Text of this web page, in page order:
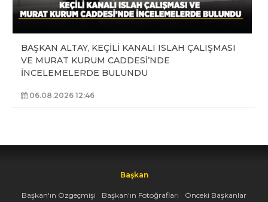
BAŞKAN ALTAY, KEÇİLİ KANALI ISLAH ÇALIŞMASI
VE MURAT KURUM CADDESİ’NDE
İNCELEMELERDE BULUNDU
06.08.2026 12:46
Başkan
Başkan'ın Özgeçmişi Başkan'ın Fotoğrafları
Önceki Başkanlar